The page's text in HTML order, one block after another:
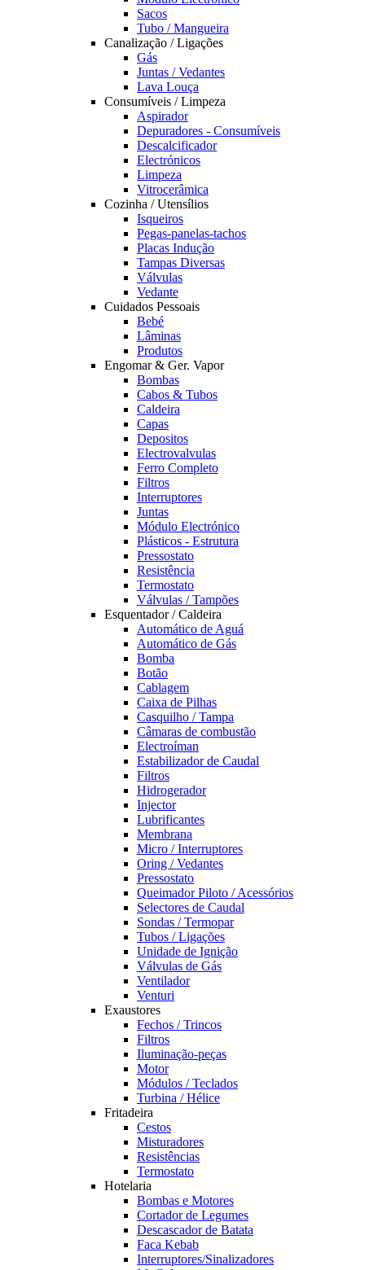
Sacos
Tubo / Mangueira
Canalização / Ligações
Gás
Juntas / Vedantes
Lava Louça
Consumíveis / Limpeza
Aspirador
Depuradores - Consumíveis
Descalcificador
Electrónicos
Limpeza
Vitrocerâmica
Cozinha / Utensílios
Isqueiros
Pegas-panelas-tachos
Placas Indução
Tampas Diversas
Válvulas
Vedante
Cuidados Pessoais
Bebé
Lâminas
Produtos
Engomar & Ger. Vapor
Bombas
Cabos & Tubos
Caldeira
Capas
Depositos
Electrovalvulas
Ferro Completo
Filtros
Interruptores
Juntas
Módulo Electrónico
Plásticos - Estrutura
Pressostato
Resistência
Termostato
Válvulas / Tampões
Esquentador / Caldeira
Automático de Aguá
Automático de Gás
Bomba
Botão
Cablagem
Caixa de Pilhas
Casquilho / Tampa
Câmaras de combustão
Electroíman
Estabilizador de Caudal
Filtros
Hidrogerador
Injector
Lubrificantes
Membrana
Micro / Interruptores
Oring / Vedantes
Pressostato
Queimador Piloto / Acessórios
Selectores de Caudal
Sondas / Termopar
Tubos / Ligações
Unidade de Ignição
Válvulas de Gás
Ventilador
Venturi
Exaustores
Fechos / Trincos
Filtros
Iluminação-peças
Motor
Módulos / Teclados
Turbina / Hélice
Fritadeira
Cestos
Misturadores
Resistências
Termostato
Hotelaria
Bombas e Motores
Cortador de Legumes
Descascador de Batata
Faca Kebab
Interruptores/Sinalizadores